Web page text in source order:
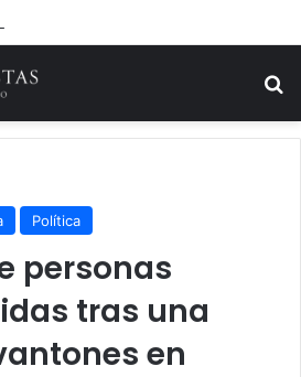
datos falsos sobre su caso
Política
personas
tras una
en